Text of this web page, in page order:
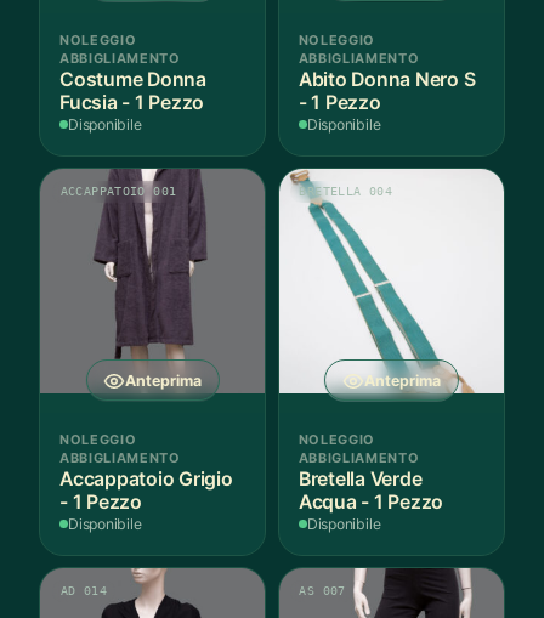
NOLEGGIO
ABBIGLIAMENTO
Costume Donna
Fucsia - 1 Pezzo
Disponibile
NOLEGGIO
ABBIGLIAMENTO
Abito Donna Nero S
- 1 Pezzo
Disponibile
Anteprima
ACCAPPATOIO 001
NOLEGGIO
ABBIGLIAMENTO
Accappatoio Grigio
- 1 Pezzo
Disponibile
Anteprima
BRETELLA 004
NOLEGGIO
ABBIGLIAMENTO
Bretella Verde
Acqua - 1 Pezzo
Disponibile
AD 014 AS 007